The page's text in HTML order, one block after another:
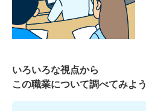
いろいろな視点から
この職業について調べてみよう